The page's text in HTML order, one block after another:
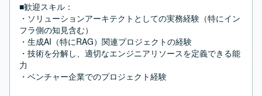
■歓迎スキル：
・ソリューションアーキテクトとしての実務経験（特にイン
フラ側の知見含む）
・生成AI（特にRAG）関連プロジェクトの経験
・技術を分解し、適切なエンジニアリソースを定義できる能
力
・ベンチャー企業でのプロジェクト経験